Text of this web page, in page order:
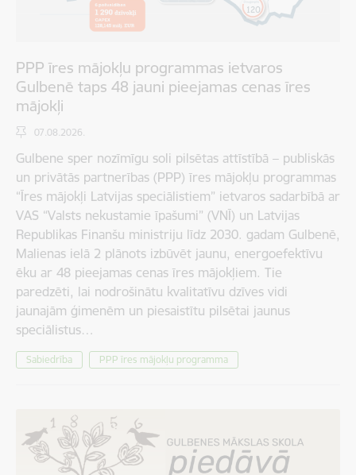
PPP īres mājokļu programmas ietvaros
Gulbenē taps 48 jauni pieejamas cenas īres
mājokļi
07.08.2026.
Gulbene sper nozīmīgu soli pilsētas attīstībā – publiskās
un privātās partnerības (PPP) īres mājokļu programmas
“Īres mājokļi Latvijas speciālistiem” ietvaros sadarbībā ar
VAS “Valsts nekustamie īpašumi” (VNĪ) un Latvijas
Republikas Finanšu ministriju līdz 2030. gadam Gulbenē,
Malienas ielā 2 plānots izbūvēt jaunu, energoefektīvu
ēku ar 48 pieejamas cenas īres mājokļiem. Tie
paredzēti, lai nodrošinātu kvalitatīvu dzīves vidi
jaunajām ģimenēm un piesaistītu pilsētai jaunus
speciālistus…
Sabiedrība PPP īres mājokļu programma